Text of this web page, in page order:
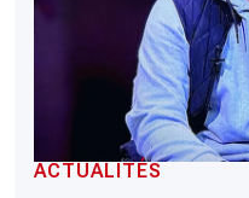
ACTUALITÉS